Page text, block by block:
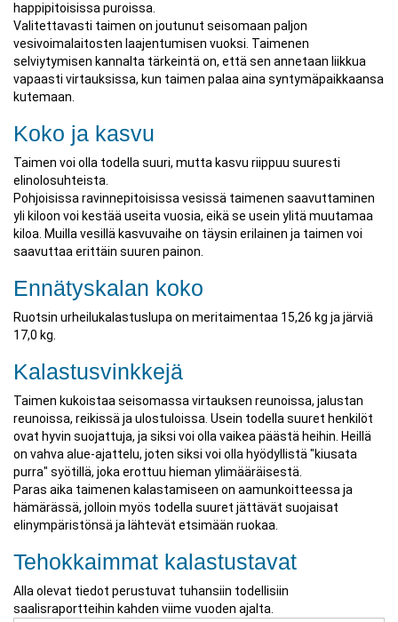
happipitoisissa puroissa.
Valitettavasti taimen on joutunut seisomaan paljon
vesivoimalaitosten laajentumisen vuoksi. Taimenen
selviytymisen kannalta tärkeintä on, että sen annetaan liikkua
vapaasti virtauksissa, kun taimen palaa aina syntymäpaikkaansa
kutemaan.
Koko ja kasvu
Taimen voi olla todella suuri, mutta kasvu riippuu suuresti
elinolosuhteista.
Pohjoisissa ravinnepitoisissa vesissä taimenen saavuttaminen
yli kiloon voi kestää useita vuosia, eikä se usein ylitä muutamaa
kiloa. Muilla vesillä kasvuvaihe on täysin erilainen ja taimen voi
saavuttaa erittäin suuren painon.
Ennätyskalan koko
Ruotsin urheilukalastuslupa on meritaimentaa 15,26 kg ja järviä
17,0 kg.
Kalastusvinkkejä
Taimen kukoistaa seisomassa virtauksen reunoissa, jalustan
reunoissa, reikissä ja ulostuloissa. Usein todella suuret henkilöt
ovat hyvin suojattuja, ja siksi voi olla vaikea päästä heihin. Heillä
on vahva alue-ajattelu, joten siksi voi olla hyödyllistä "kiusata
purra" syötillä, joka erottuu hieman ylimääräisestä.
Paras aika taimenen kalastamiseen on aamunkoitteessa ja
hämärässä, jolloin myös todella suuret jättävät suojaisat
elinympäristönsä ja lähtevät etsimään ruokaa.
Tehokkaimmat kalastustavat
Alla olevat tiedot perustuvat tuhansiin todellisiin
saalisraportteihin kahden viime vuoden ajalta.